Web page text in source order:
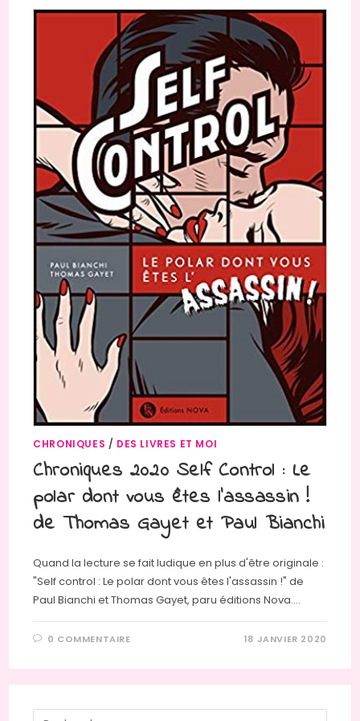
CHRONIQUES / DES LIVRES ET MOI
Chroniques 2020 Self Control : Le
polar dont vous êtes l’assassin !
de Thomas Gayet et Paul Bianchi
Quand la lecture se fait ludique en plus d'être originale :
"Self control : Le polar dont vous êtes l'assassin !" de
Paul Bianchi et Thomas Gayet, paru éditions Nova.…
0 COMMENTAIRE 18 JANVIER 2020